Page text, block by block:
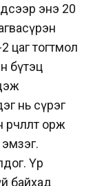
энэ 20
цаг тогтмол
бүтэц
нь сүрэг
орж
Үр
байхад